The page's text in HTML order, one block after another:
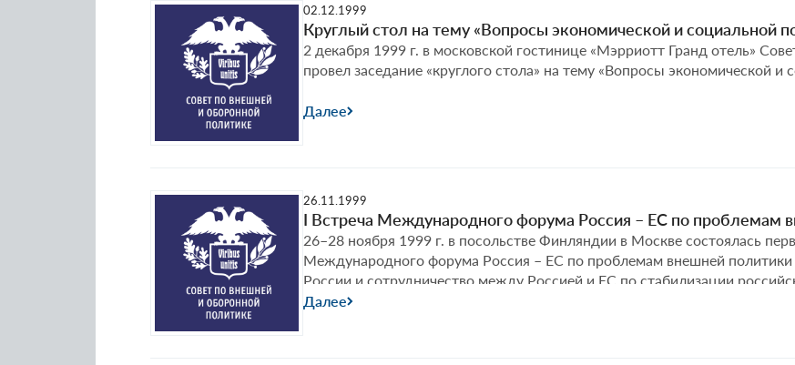
02.12.1999
Круглый стол на тему «Вопросы экономической и социальной
2 декабря 1999 г. в московской гостинице «Мэрриотт Гранд отель»
провел заседание «круглого стола» на тему «Вопросы экономической и
Далее
26.11.1999
I Встреча Международного форума Россия – ЕС по проблемам
26–28 ноября 1999 г. в посольстве Финляндии в Москве состоялась
Международного форума Россия – ЕС по проблемам внешней политики
России и сотрудничество между Россией и ЕС по стабилизации
Далее